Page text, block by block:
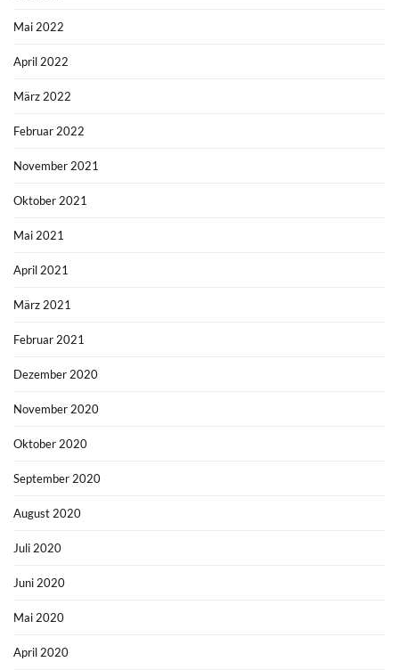
Mai 2022
April 2022
März 2022
Februar 2022
November 2021
Oktober 2021
Mai 2021
April 2021
März 2021
Februar 2021
Dezember 2020
November 2020
Oktober 2020
September 2020
August 2020
Juli 2020
Juni 2020
Mai 2020
April 2020